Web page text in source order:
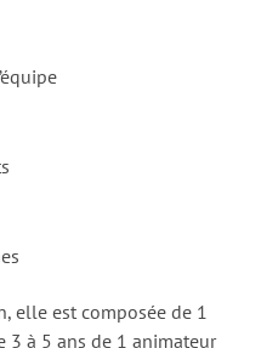
elle est composée de 1
3 à 5 ans de 1 animateur